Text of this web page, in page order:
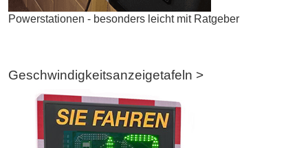
Powerstationen - besonders leicht mit Ratgeber
Geschwindigkeitsanzeigetafeln >